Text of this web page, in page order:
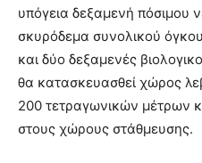
υπόγεια δεξαμενή πόσιμου
σκυρόδεμα συνολικού
και δύο δεξαμενές
θα κατασκευασθεί χώρος
200 τετραγωνικών μέτρων
στους χώρους στάθμευσης.